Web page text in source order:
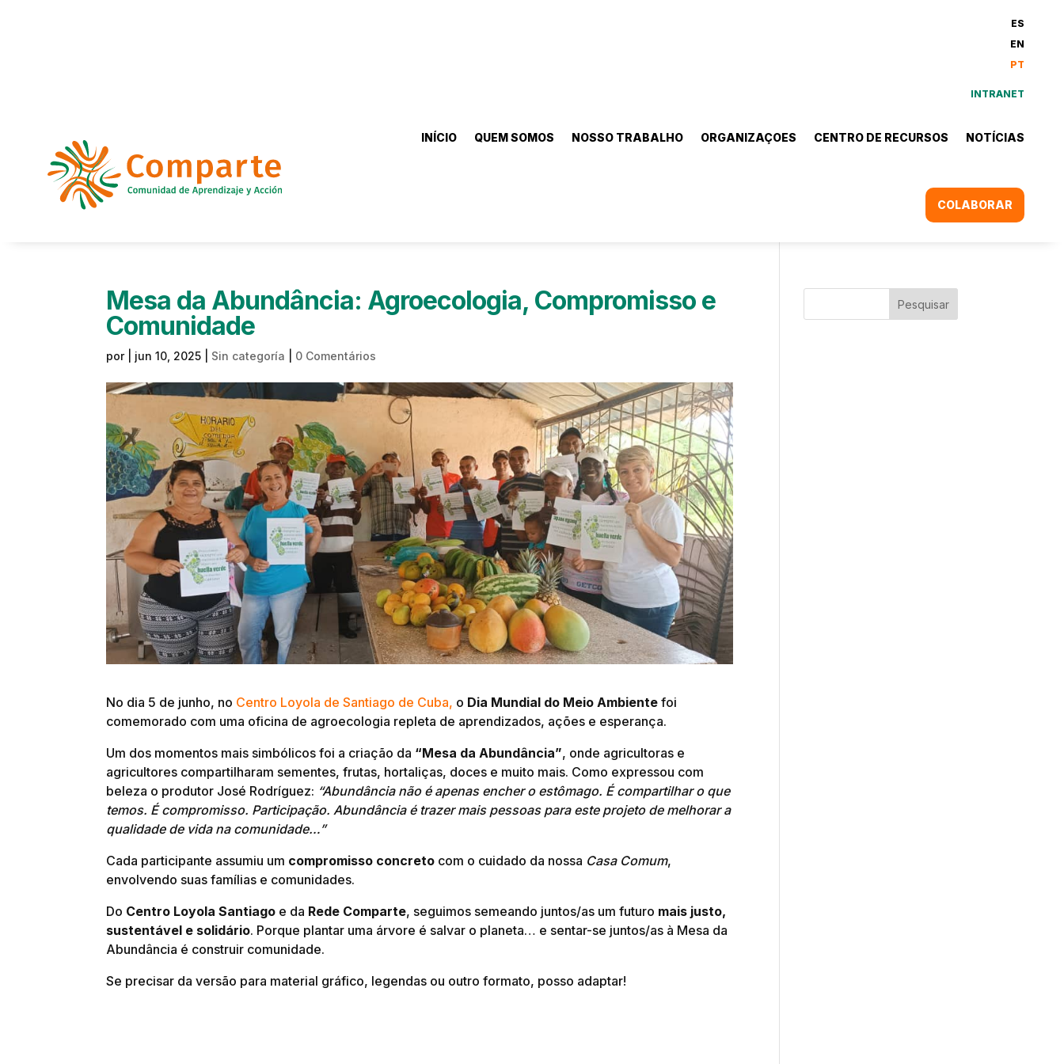
ES
EN
PT
INTRANET
INÍCIO QUEM SOMOS NOSSO TRABALHO ORGANIZAÇOES CENTRO DE RECURSOS NOTÍCIAS
COLABORAR
Mesa da Abundância: Agroecologia, Compromisso e
Comunidade
por jun 10, 2025 Sin categoría 0 Comentários
No dia 5 de junho, no Centro Loyola de Santiago de Cuba, o Dia Mundial do Meio Ambiente foi
comemorado com uma oficina de agroecologia repleta de aprendizados, ações e esperança.
Um dos momentos mais simbólicos foi a criação da “Mesa da Abundância”, onde agricultoras e
agricultores compartilharam sementes, frutas, hortaliças, doces e muito mais. Como expressou com
beleza o produtor José Rodríguez: “Abundância não é apenas encher o estômago. É compartilhar o que
temos. É compromisso. Participação. Abundância é trazer mais pessoas para este projeto de melhorar a
qualidade de vida na comunidade…”
Cada participante assumiu um compromisso concreto com o cuidado da nossa Casa Comum,
envolvendo suas famílias e comunidades.
Do Centro Loyola Santiago e da Rede Comparte, seguimos semeando juntos/as um futuro mais justo,
sustentável e solidário. Porque plantar uma árvore é salvar o planeta… e sentar-se juntos/as à Mesa da
Abundância é construir comunidade.
Se precisar da versão para material gráfico, legendas ou outro formato, posso adaptar!
Pesquisar